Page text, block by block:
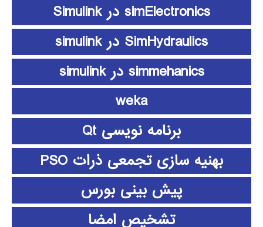
simElectronics در Simulink
SimHydraulics در simulink
simmehanics در simulink
weka
برنامه نویسی Qt
بهنیه سازی تجمعی ذرات PSO
پیش بینی بورس
تشخیص امضا